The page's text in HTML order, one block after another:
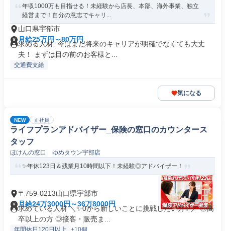
年収1000万も目指せる！未経験から店長、本部、海外事業、独立
経営まで！自分の意志でキャリ...
山口県宇部市
月給25万円～80万円
求める人材: 今はまだ将来のキャリアが明確でなくても大丈
夫！ まずは目の前のお客様と...
交通費支給
気になる
NEW 正社員
ライフプランアドバイザー_保険の窓口のカウンタース
タッフ
ほけんの窓口 ゆめタウン宇部店
✨年休123日＆残業月10時間以下！未経験◎アドバイザー！
〒759-0213山口県宇部市
月給24万3000円～36万8000円
求めている人材 ＼✨0から新しいことに挑戦したい方✨／ ◎高
卒以上の方 ◎接客・販売ま...
年間休日120日以上 +10個